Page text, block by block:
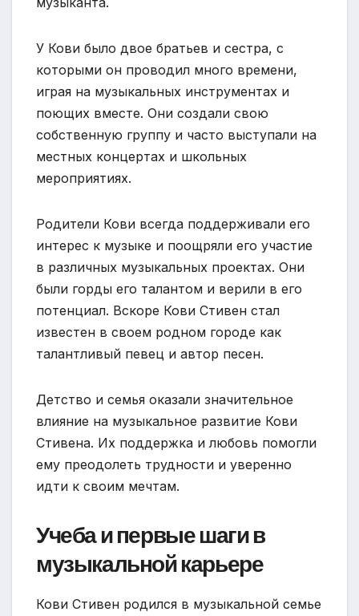
У Кови было двое братьев и сестра, с
которыми он проводил много времени,
играя на музыкальных инструментах и
поющих вместе. Они создали свою
собственную группу и часто выступали на
местных концертах и школьных
мероприятиях.
Родители Кови всегда поддерживали его
интерес к музыке и поощряли его участие
в различных музыкальных проектах. Они
были горды его талантом и верили в его
потенциал. Вскоре Кови Стивен стал
известен в своем родном городе как
талантливый певец и автор песен.
Детство и семья оказали значительное
влияние на музыкальное развитие Кови
Стивена. Их поддержка и любовь помогли
ему преодолеть трудности и уверенно
идти к своим мечтам.
Учеба и первые шаги в
музыкальной карьере
Кови Стивен родился в музыкальной семье